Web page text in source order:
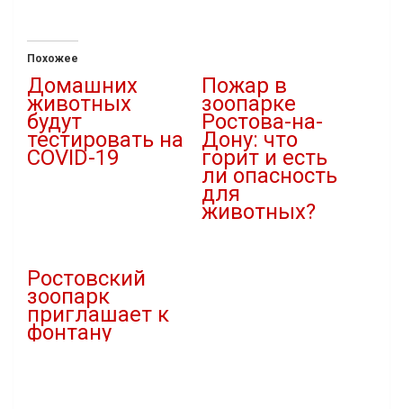
Похожее
Домашних
животных
будут
тестировать на
COVID-19
Пожар в
зоопарке
Ростова-на-
Дону: что
горит и есть
ли опасность
для
животных?
Ростовский
зоопарк
приглашает к
фонтану